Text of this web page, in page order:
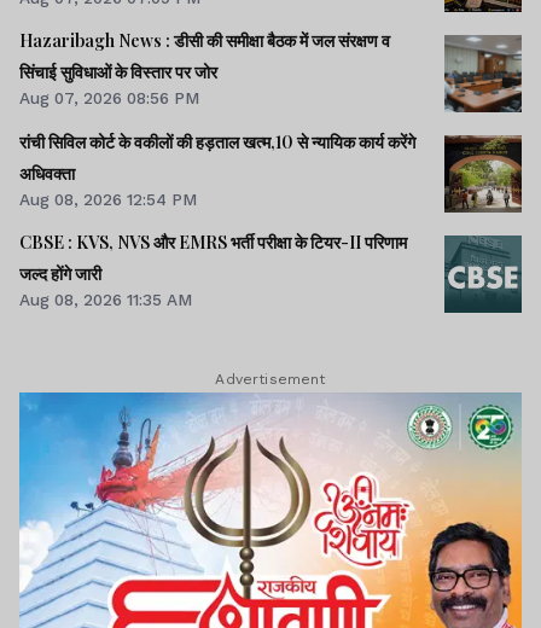
Hazaribagh News : डीसी की समीक्षा बैठक में जल संरक्षण व
सिंचाई सुविधाओं के विस्तार पर जोर
Aug 07, 2026 08:56 PM
रांची सिविल कोर्ट के वकीलों की हड़ताल खत्म,10 से न्यायिक कार्य करेंगे
अधिवक्ता
Aug 08, 2026 12:54 PM
CBSE : KVS, NVS और EMRS भर्ती परीक्षा के टियर-II परिणाम
जल्द होंगे जारी
Aug 08, 2026 11:35 AM
Advertisement